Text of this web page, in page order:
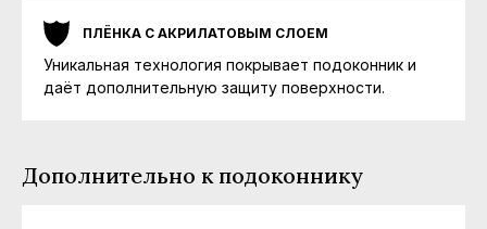
ПЛЁНКА С АКРИЛАТОВЫМ СЛОЕМ
Уникальная технология покрывает подоконник и
даёт дополнительную защиту поверхности.
Дополнительно к подоконнику